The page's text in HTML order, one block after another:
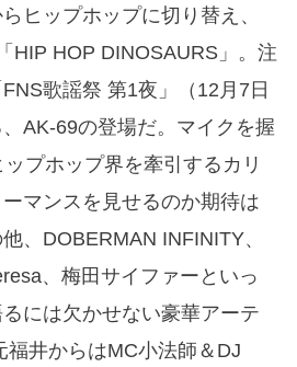
ヒップホップに切り替え、
HIP HOP DINOSAURS」。注
歌謡祭 第1夜」（12月7日
AK-69の登場だ。マイクを握
プホップ界を牽引するカリ
マンスを見せるのか期待は
、DOBERMAN INFINITY、
、梅田サイファーといっ
には欠かせない豪華アーテ
福井からはMC小法師＆DJ